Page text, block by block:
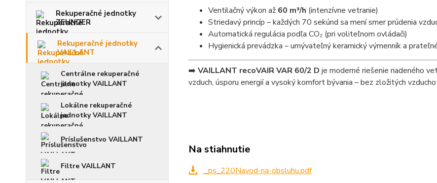
Rekuperačné jednotky
ZEHNDER
Rekuperačné jednotky
VAILLANT
Centrálne rekuperačné
jednotky VAILLANT
Lokálne rekuperačné
jednotky VAILLANT
Príslušenstvo VAILLANT
Filtre VAILLANT
Ventilačný výkon až 60 m³/h (intenzívne vetranie)
Striedavý princíp – každých 70 sekúnd sa mení smer prúdenia
Automatická regulácia podľa CO₂ (pri voliteľnom ovládači)
Hygienická prevádzka – umývateľný keramický výmenník a
➡️ VAILLANT recoVAIR VAR 60/2 D je moderné riešenie riadeného
vzduch, úsporu energií a vysoký komfort bývania – bez zložitých
Na stiahnutie
_ps_220Navod-na-obsluhu.pdf